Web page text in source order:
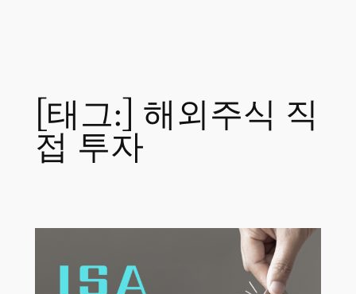
[태그:] 해외주식 직
접 투자